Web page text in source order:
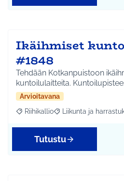
Ikäihmiset
#1848
Tehdään Kotkanpuistoon
kuntoilulaitteita.
Arvioitavana
Rajaa tulokset aihepiirin mukaan:
Riihikallio Rajaa tulokset
Liikunta ja
Tutustu